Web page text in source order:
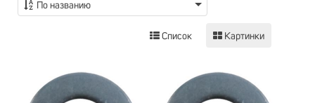
По названию
Список Картинки